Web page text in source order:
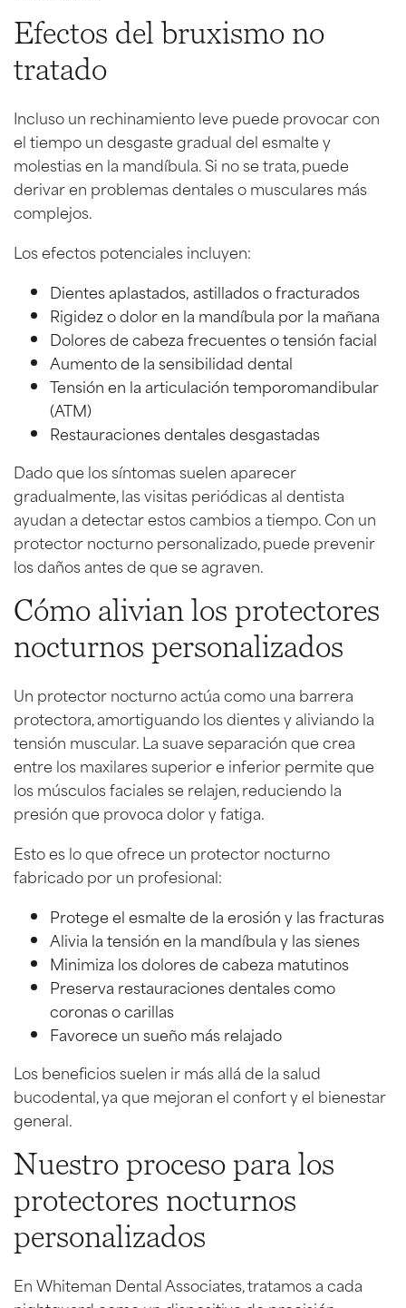
Efectos del bruxismo no
tratado
Incluso un rechinamiento leve puede provocar con
el tiempo un desgaste gradual del esmalte y
molestias en la mandíbula. Si no se trata, puede
derivar en problemas dentales o musculares más
complejos.
Los efectos potenciales incluyen:
Dientes aplastados, astillados o fracturados
Rigidez o dolor en la mandíbula por la mañana
Dolores de cabeza frecuentes o tensión facial
Aumento de la sensibilidad dental
Tensión en la articulación temporomandibular
(ATM)
Restauraciones dentales desgastadas
Dado que los síntomas suelen aparecer
gradualmente, las visitas periódicas al dentista
ayudan a detectar estos cambios a tiempo. Con un
protector nocturno personalizado, puede prevenir
los daños antes de que se agraven.
Cómo alivian los protectores
nocturnos personalizados
Un protector nocturno actúa como una barrera
protectora, amortiguando los dientes y aliviando la
tensión muscular. La suave separación que crea
entre los maxilares superior e inferior permite que
los músculos faciales se relajen, reduciendo la
presión que provoca dolor y fatiga.
Esto es lo que ofrece un protector nocturno
fabricado por un profesional:
Protege el esmalte de la erosión y las fracturas
Alivia la tensión en la mandíbula y las sienes
Minimiza los dolores de cabeza matutinos
Preserva restauraciones dentales como
coronas o carillas
Favorece un sueño más relajado
Los beneficios suelen ir más allá de la salud
bucodental, ya que mejoran el confort y el bienestar
general.
Nuestro proceso para los
protectores nocturnos
personalizados
En Whiteman Dental Associates, tratamos a cada